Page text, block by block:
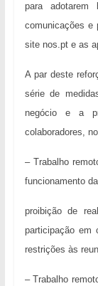
para
comunicações
site nos.pt e as
A par deste
série de
negócio e a
colaboradores,
– Trabalho
funcionamento
proibição de
participação em
restrições às
– Trabalho